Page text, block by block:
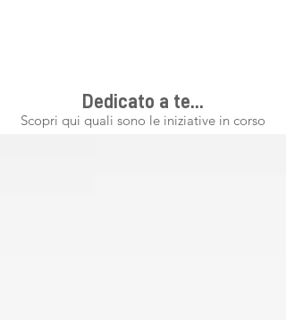
Dedicato a te...
Scopri qui quali sono le iniziative in corso